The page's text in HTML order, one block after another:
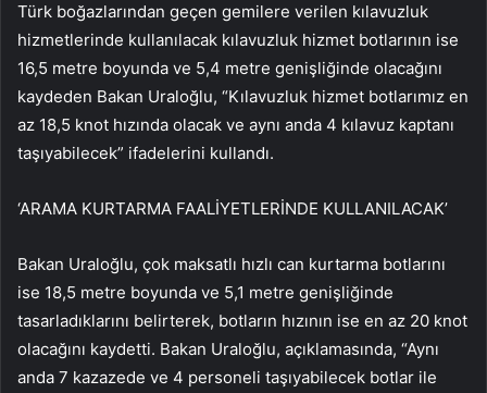
Türk boğazlarından geçen gemilere verilen kılavuzluk
hizmetlerinde kullanılacak kılavuzluk hizmet botlarının ise
16,5 metre boyunda ve 5,4 metre genişliğinde olacağını
kaydeden Bakan Uraloğlu, “Kılavuzluk hizmet botlarımız en
az 18,5 knot hızında olacak ve aynı anda 4 kılavuz kaptanı
taşıyabilecek” ifadelerini kullandı.
‘ARAMA KURTARMA FAALİYETLERİNDE KULLANILACAK’
Bakan Uraloğlu, çok maksatlı hızlı can kurtarma botlarını
ise 18,5 metre boyunda ve 5,1 metre genişliğinde
tasarladıklarını belirterek, botların hızının ise en az 20 knot
olacağını kaydetti. Bakan Uraloğlu, açıklamasında, “Aynı
anda 7 kazazede ve 4 personeli taşıyabilecek botlar ile